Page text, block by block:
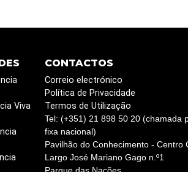
Viva
CONTACTOS
Correio electrónico
Política de Privacidade
Termos de Utilização
Tel: (+351) 21 898 50 20 (chamada
fixa nacional)
Pavilhão do Conhecimento - Centro
Largo José Mariano Gago n.º1